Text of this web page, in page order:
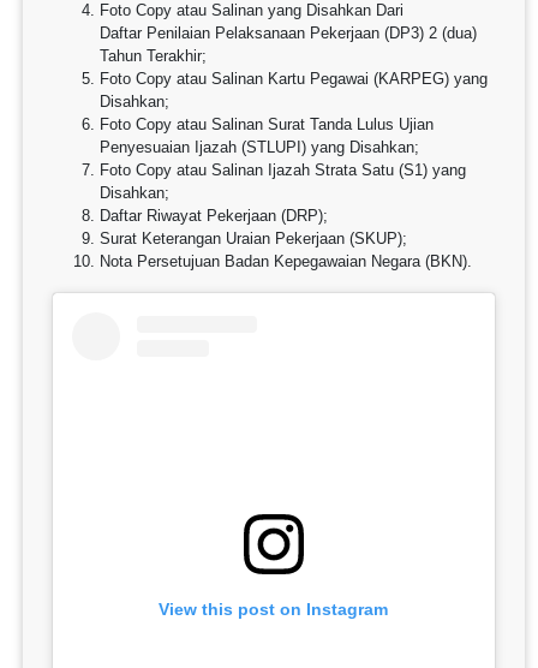
Foto Copy atau Salinan yang Disahkan Dari
Daftar Penilaian Pelaksanaan Pekerjaan (DP3) 2 (dua)
Tahun Terakhir;
Foto Copy atau Salinan Kartu Pegawai (KARPEG) yang
Disahkan;
Foto Copy atau Salinan Surat Tanda Lulus Ujian
Penyesuaian Ijazah (STLUPI) yang Disahkan;
Foto Copy atau Salinan Ijazah Strata Satu (S1) yang
Disahkan;
Daftar Riwayat Pekerjaan (DRP);
Surat Keterangan Uraian Pekerjaan (SKUP);
Nota Persetujuan Badan Kepegawaian Negara (BKN).
View this post on Instagram